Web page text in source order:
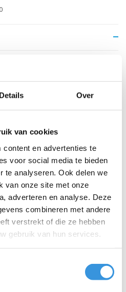
Details Over
van cookies
en advertenties te
voor social media te bieden
te analyseren. Ook delen we
van onze site met onze
adverteren en analyse. Deze
combineren met andere
verstrekt of die ze hebben
gebruik van hun services.
met schokabsorberende lagers.
Eenvoudige montage.